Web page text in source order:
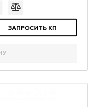
ЗАПРОСИТЬ КП